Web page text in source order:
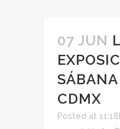
07 JUN
CDMX
Posted at